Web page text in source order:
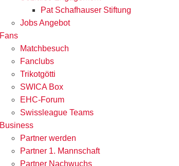
Pat Schafhauser Stiftung
Jobs Angebot
Fans
Matchbesuch
Fanclubs
Trikotgötti
SWICA Box
EHC-Forum
Swissleague Teams
Business
Partner werden
Partner 1. Mannschaft
Partner Nachwuchs